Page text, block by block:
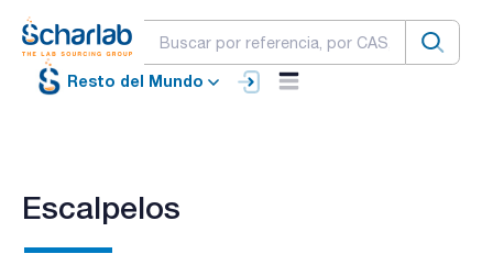
Resto del Mundo
Escalpelos